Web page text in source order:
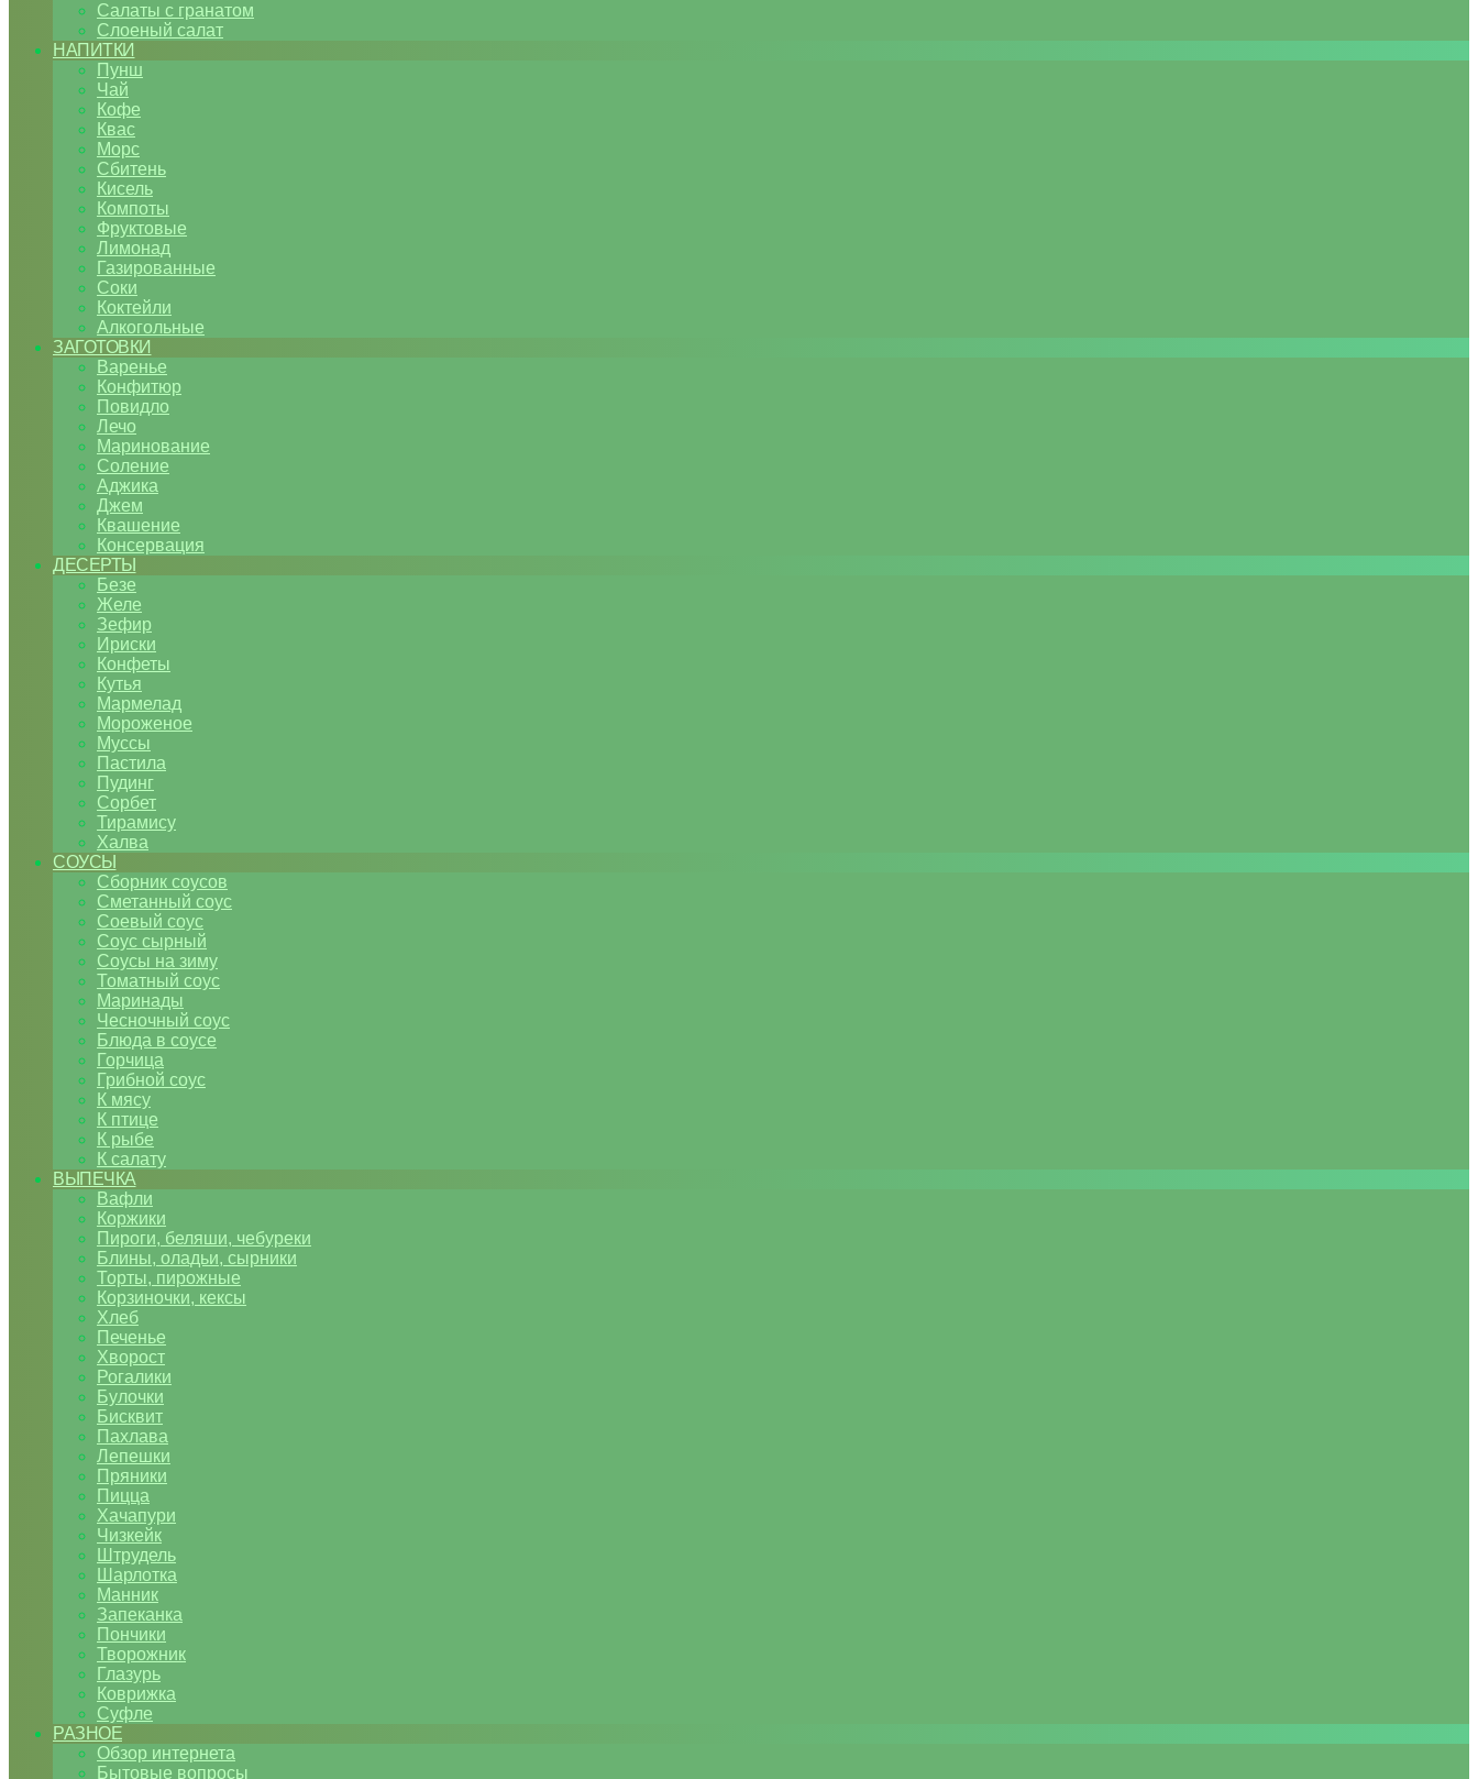
Салаты с гранатом
Слоеный салат
НАПИТКИ
Пунш
Чай
Кофе
Квас
Морс
Сбитень
Кисель
Компоты
Фруктовые
Лимонад
Газированные
Соки
Коктейли
Алкогольные
ЗАГОТОВКИ
Варенье
Конфитюр
Повидло
Лечо
Маринование
Соление
Аджика
Джем
Квашение
Консервация
ДЕСЕРТЫ
Безе
Желе
Зефир
Ириски
Конфеты
Кутья
Мармелад
Мороженое
Муссы
Пастила
Пудинг
Сорбет
Тирамису
Халва
СОУСЫ
Сборник соусов
Сметанный соус
Соевый соус
Соус сырный
Соусы на зиму
Томатный соус
Маринады
Чесночный соус
Блюда в соусе
Горчица
Грибной соус
К мясу
К птице
К рыбе
К салату
ВЫПЕЧКА
Вафли
Коржики
Пироги, беляши, чебуреки
Блины, оладьи, сырники
Торты, пирожные
Корзиночки, кексы
Хлеб
Печенье
Хворост
Рогалики
Булочки
Бисквит
Пахлава
Лепешки
Пряники
Пицца
Хачапури
Чизкейк
Штрудель
Шарлотка
Манник
Запеканка
Пончики
Творожник
Глазурь
Коврижка
Суфле
РАЗНОЕ
Обзор интернета
Бытовые вопросы